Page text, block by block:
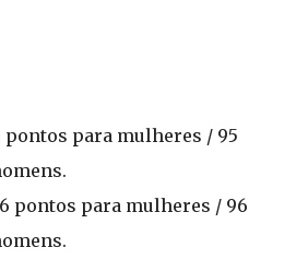
pontos para mulheres / 95
pontos para mulheres / 96